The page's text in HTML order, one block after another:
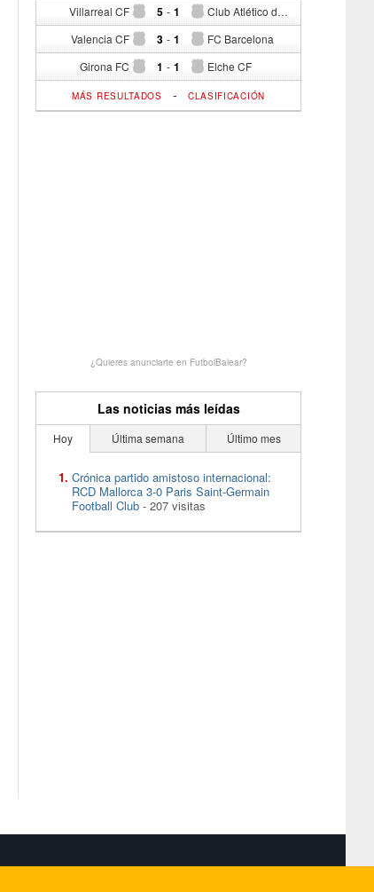
Villarreal CF 5 - Club Atlético de Madrid
1
Valencia CF 3 - FC Barcelona
1
Girona FC 1 - Elche CF
1
MÁS RESULTADOS - CLASIFICACIÓN
¿Quieres anunciarte en FutbolBalear?
Las noticias más leídas
Hoy Última semana Último mes
Crónica partido amistoso internacional:
RCD Mallorca 3-0 Paris Saint-Germain
Football Club - 207 visitas